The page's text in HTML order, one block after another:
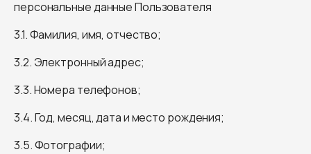
персональные данные Пользователя
3.1. Фамилия, имя, отчество;
3.2. Электронный адрес;
3.3. Номера телефонов;
3.4. Год, месяц, дата и место рождения;
3.5. Фотографии;